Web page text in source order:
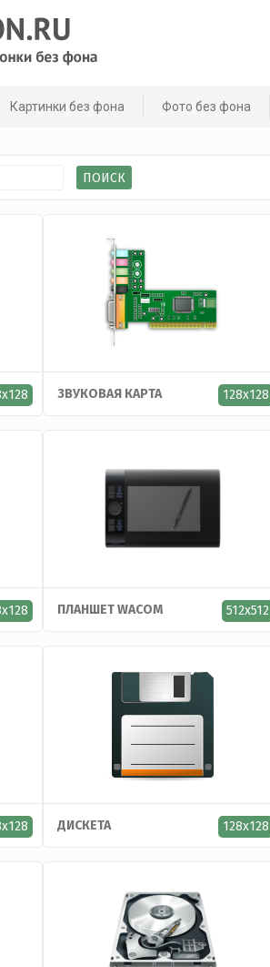
Картинки без фона Фото без фона
ЗВУКОВАЯ КАРТА 128x128
ПЛАНШЕТ WACOM 512x512
ДИСКЕТА 128x128